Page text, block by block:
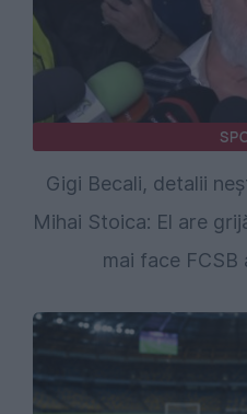
Gigi Becali, detalii
Mihai Stoica: El are
mai face FCSB